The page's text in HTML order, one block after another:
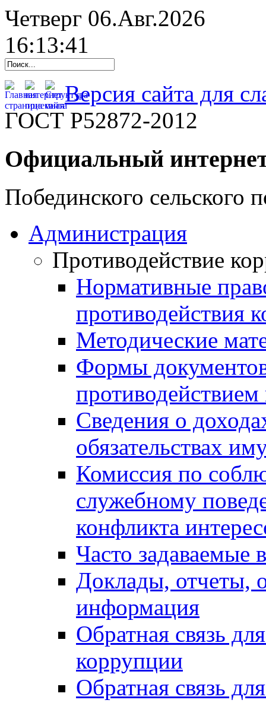
Четверг 06.Авг.2026
16:13:42
Версия сайта для
ГОСТ Р52872-2012
Официальный
Побединского сельского
Администрация
Противодействие
Нормативные
противодействия
Методические
Формы
Сведения о
обязательствах
Комиссия по
служебному
конфликта
Часто задаваемые
Доклады, отчеты,
информация
Обратная связь
коррупции
Обратная связь